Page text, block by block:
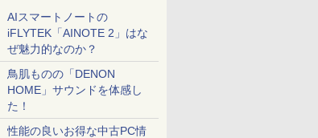
AIスマートノートの
iFLYTEK「AINOTE 2」はな
ぜ魅力的なのか？
鳥肌ものの「DENON
HOME」サウンドを体感し
た！
性能の良いお得な中古PC情